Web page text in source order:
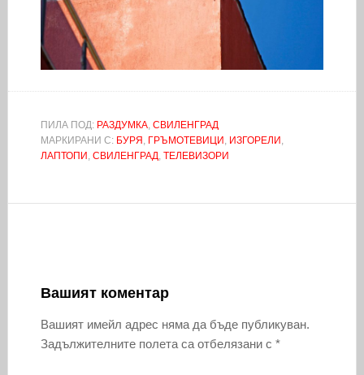
ПИЛА ПОД: РАЗДУМКА, СВИЛЕНГРАД
МАРКИРАНИ С: БУРЯ , ГРЪМОТЕВИЦИ , ИЗГОРЕЛИ ,
ЛАПТОПИ , СВИЛЕНГРАД, ТЕЛЕВИЗОРИ
Вашият коментар
Вашият имейл адрес няма да бъде публикуван.
Задължителните полета са отбелязани с *